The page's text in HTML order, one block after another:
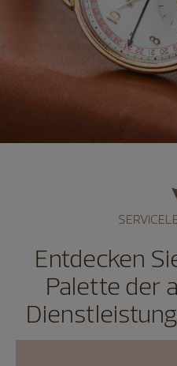
Entdecken
Palette der